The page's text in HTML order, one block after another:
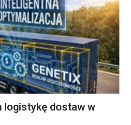
logistykę dostaw w